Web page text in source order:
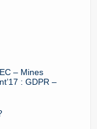
– Mines
: GDPR –